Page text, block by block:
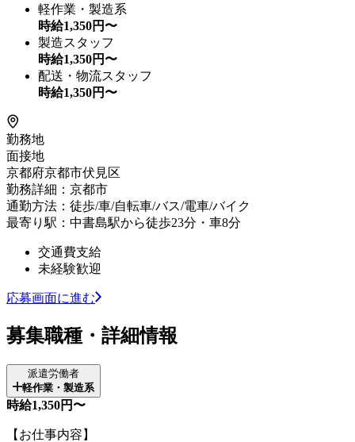
軽作業・製造系
時給1,350円〜
製造スタッフ
時給1,350円〜
配送・物流スタッフ
時給1,350円〜
勤務地
面接地
京都府京都市伏見区
勤務詳細：京都市
通勤方法：徒歩/車/自転車/バス/電車/バイク
最寄り駅：中書島駅から徒歩23分・車8分
交通費支給
未経験歓迎
応募画面に進む
募集職種・詳細情報
派遣労働者
軽作業・製造系
時給1,350円〜
【お仕事内容】